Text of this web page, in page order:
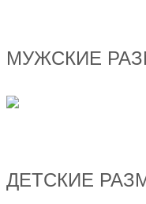
МУЖСКИЕ
ДЕТСКИЕ